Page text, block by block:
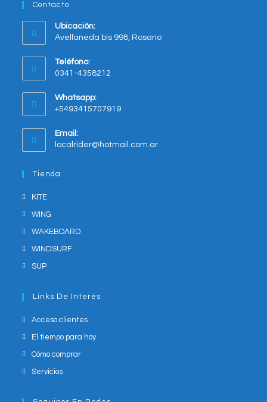
Contacto
Ubicación:
Avellaneda bis 998, Rosario
in
new
tab
Teléfono:
0341-4358212
Whatsapp:
+5493415707919
in
Email:
localrider@hotmail.com.arOpens
Tienda
KITE
WING
WAKEBOARD
WINDSURF
SUP
Links De Interés
Acceso clientes
El tiempo para hoy
Cómo comprar
Servicios